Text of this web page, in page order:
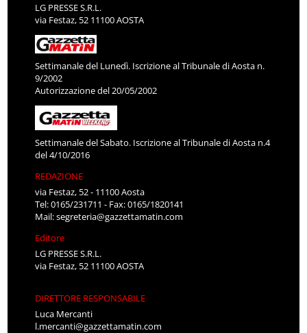
LG PRESSE S.R.L.
via Festaz, 52 11100 AOSTA
Settimanale del Lunedì. Iscrizione al Tribunale di Aosta n.
9/2002
Autorizzazione del 20/05/2002
Settimanale del Sabato. Iscrizione al Tribunale di Aosta n.4
del 4/10/2016
REDAZIONE
via Festaz, 52 - 11100 Aosta
Tel: 0165/231711 - Fax: 0165/1820141
Mail:segreteria@gazzettamatin.com
Editore
LG PRESSE S.R.L.
via Festaz, 52 11100 AOSTA
DIRETTORE RESPONSABILE
Luca Mercanti
l.mercanti@gazzettamatin.com